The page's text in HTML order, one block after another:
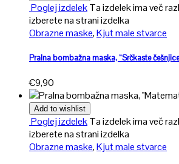
Poglej izdelekTa izdelek ima več
izberete na strani izdelka
Obrazne maske,Kjut male stvarce
Pralna bombažna maska, “Srčkaste
€9,90
Add to wishlist
Poglej izdelekTa izdelek ima več
izberete na strani izdelka
Obrazne maske,Kjut male stvarce